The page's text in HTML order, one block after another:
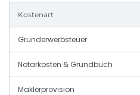
Kostenart
Grunderwerbsteuer
Notarkosten & Grundbuch
Maklerprovision